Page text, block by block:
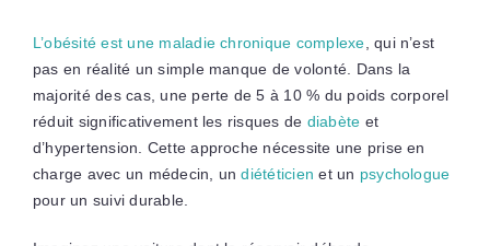
L’obésité est une maladie chronique complexe, qui n’est
pas en réalité un simple manque de volonté. Dans la
majorité des cas, une perte de 5 à 10 % du poids corporel
réduit significativement les risques de diabète et
d’hypertension. Cette approche nécessite une prise en
charge avec un médecin, undiététicien et un psychologue
pour un suivi durable.